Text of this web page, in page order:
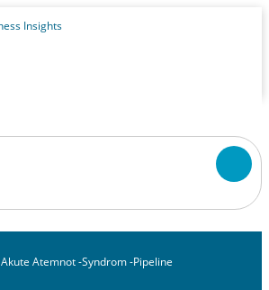
Akute Atemnot -Syndrom -Pipeline